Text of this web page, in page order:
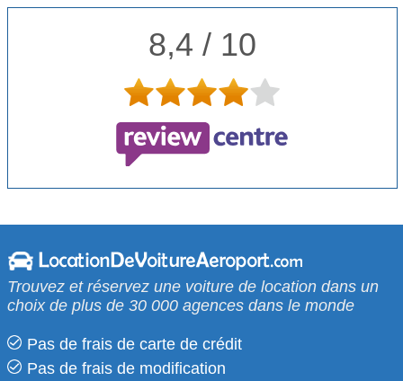
8,4 / 10
Trouvez et réservez une voiture de location dans un
choix de plus de 30 000 agences dans le monde
Pas de frais de carte de crédit
Pas de frais de modification